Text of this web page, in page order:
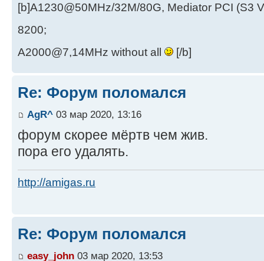
[b]A1230@50MHz/32M/80G, Mediator PCI (S3
8200;
A2000@7,14MHz without all
[/b]
Re: Форум поломался
AgR^ 03 мар 2020, 13:16
форум скорее мёртв чем жив.
пора его удалять.
http://amigas.ru
Re: Форум поломался
easy_john 03 мар 2020, 13:53